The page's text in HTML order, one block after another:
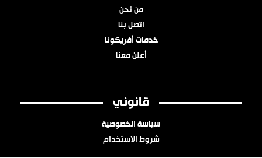
من نحن
اتصل بنا
خدمات أفريكونا
أعلن معنا
قانوني
سياسة الخصوصية
شروط الاستخدام